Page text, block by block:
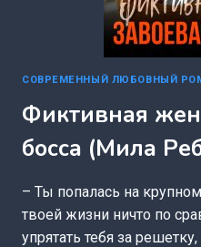
СОВРЕМЕННЫЙ ЛЮБОВНЫЙ
Фиктивная
босса (Мила
– Ты попалась на
твоей жизни ничто по
упрятать тебя за